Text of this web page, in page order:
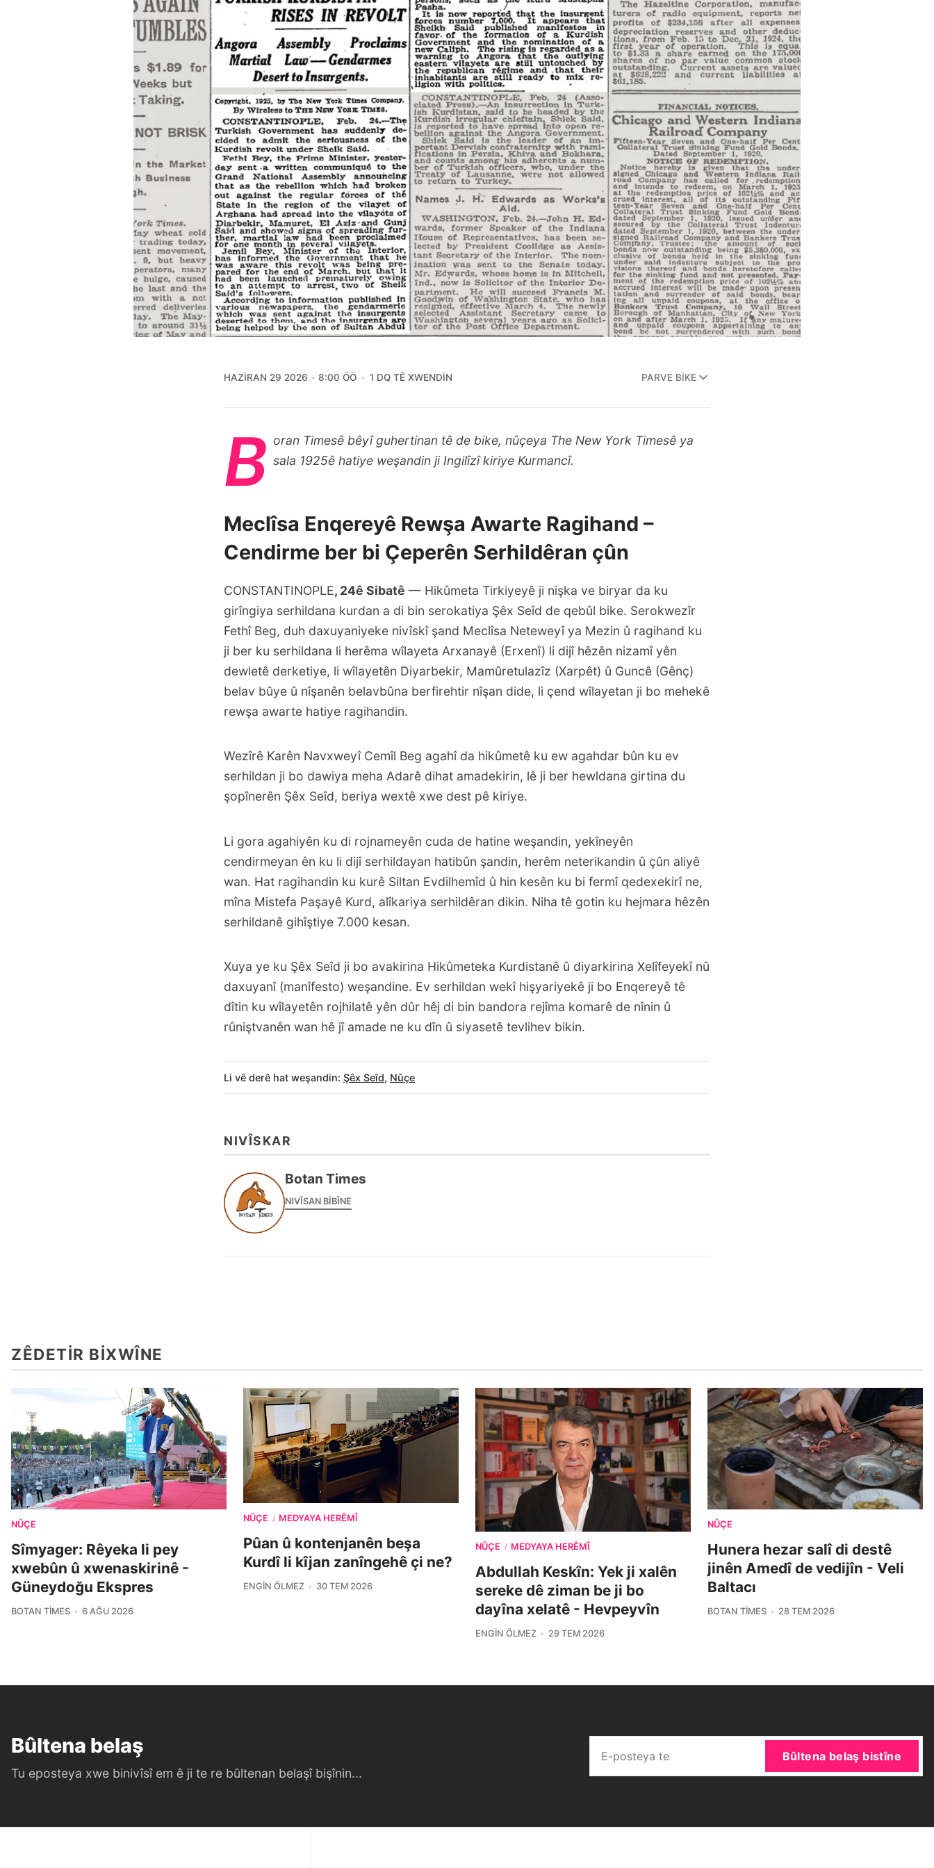
HAZIRAN 29 2026 8:00 ÖÖ 1 DQ TÊ XWENDIN PARVE BIKE
B oran Timesê bêyî guhertinan tê de bike, nûçeya The New York Timesê ya
sala 1925ê hatiye weşandin ji Ingilîzî kiriye Kurmancî.
Meclîsa Enqereyê Rewşa Awarte Ragihand –
Cendirme ber bi Çeperên Serhildêran çûn
CONSTANTINOPLE, 24ê Sibatê — Hikûmeta Tirkiyeyê ji nişka ve biryar da ku
girîngiya serhildana kurdan a di bin serokatiya Şêx Seîd de qebûl bike. Serokwezîr
Fethî Beg, duh daxuyaniyeke nivîskî şand Meclîsa Neteweyî ya Mezin û ragihand ku
ji ber ku serhildana li herêma wîlayeta Arxanayê (Erxenî) li dijî hêzên nizamî yên
dewletê derketiye, li wîlayetên Diyarbekir, Mamûretulazîz (Xarpêt) û Guncê (Gênç)
belav bûye û nîşanên belavbûna berfirehtir nîşan dide, li çend wîlayetan ji bo mehekê
rewşa awarte hatiye ragihandin.
Wezîrê Karên Navxweyî Cemîl Beg agahî da hikûmetê ku ew agahdar bûn ku ev
serhildan ji bo dawiya meha Adarê dihat amadekirin, lê ji ber hewldana girtina du
şopînerên Şêx Seîd, beriya wextê xwe dest pê kiriye.
Li gora agahiyên ku di rojnameyên cuda de hatine weşandin, yekîneyên
cendirmeyan ên ku li dijî serhildayan hatibûn şandin, herêm neterikandin û çûn aliyê
wan. Hat ragihandin ku kurê Siltan Evdilhemîd û hin kesên ku bi fermî qedexekirî ne,
mîna Mistefa Paşayê Kurd, alîkariya serhildêran dikin. Niha tê gotin ku hejmara hêzên
serhildanê gihîştiye 7.000 kesan.
Xuya ye ku Şêx Seîd ji bo avakirina Hikûmeteka Kurdistanê û diyarkirina Xelîfeyekî nû
daxuyanî (manîfesto) weşandine. Ev serhildan wekî hişyariyekê ji bo Enqereyê tê
dîtin ku wîlayetên rojhilatê yên dûr hêj di bin bandora rejîma komarê de nînin û
rûniştvanên wan hê jî amade ne ku dîn û siyasetê tevlihev bikin.
Li vê derê hat weşandin: Şêx Seîd, Nûçe
NIVÎSKAR
Botan Times
NIVÎSAN BIBÎNE
ZÊDETIR BIXWÎNE
NÛÇE
Sîmyager: Rêyeka li pey
xwebûn û xwenaskirinê -
Güneydoğu Ekspres
BOTAN TIMES 6 AĞU 2026
NÛÇE / MEDYAYA HERÊMÎ
Pûan û kontenjanên beşa
Kurdî li kîjan zanîngehê çi ne?
ENGIN ÖLMEZ 30 TEM 2026
NÛÇE / MEDYAYA HERÊMÎ
Abdullah Keskîn: Yek ji xalên
sereke dê ziman be ji bo
dayîna xelatê - Hevpeyvîn
ENGIN ÖLMEZ 29 TEM 2026
NÛÇE
Hunera hezar salî di destê
jinên Amedî de vedijîn - Veli
Baltacı
BOTAN TIMES 28 TEM 2026
Bûltena belaş
Tu eposteya xwe binivîsî em ê ji te re bûltenan belaşî bişînin...
Bûltena belaş bistîne